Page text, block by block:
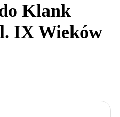
Klank
IX Wieków